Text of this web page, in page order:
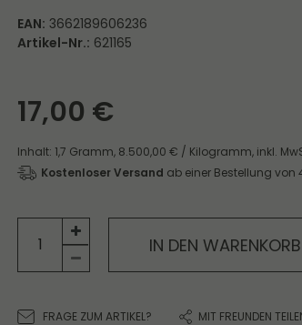
EAN: 3662189606236
Artikel-Nr.: 621165
17,00 €
Inhalt: 1,7 Gramm, 8.500,00 € / Kilogramm, inkl.
Kostenloser Versand ab einer Bestellung von
IN DEN WARENKORB
FRAGE ZUM ARTIKEL? MIT FREUNDEN